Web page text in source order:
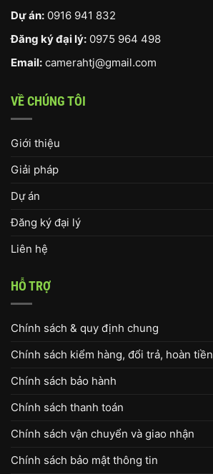
Dự án: 0916 941 832
Đăng ký đại lý: 0975 964 498
Email: camerahtj@gmail.com
VỀ CHÚNG TÔI
Giới thiệu
Giải pháp
Dự án
Đăng ký đại lý
Liên hệ
HỖ TRỢ
Chính sách & quy định chung
Chính sách kiểm hàng, đổi trả, hoàn tiền
Chính sách bảo hành
Chính sách thanh toán
Chính sách vận chuyển và giao nhận
Chính sách bảo mật thông tin